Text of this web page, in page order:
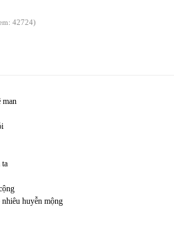
42724)
man
ta
huyễn mộng